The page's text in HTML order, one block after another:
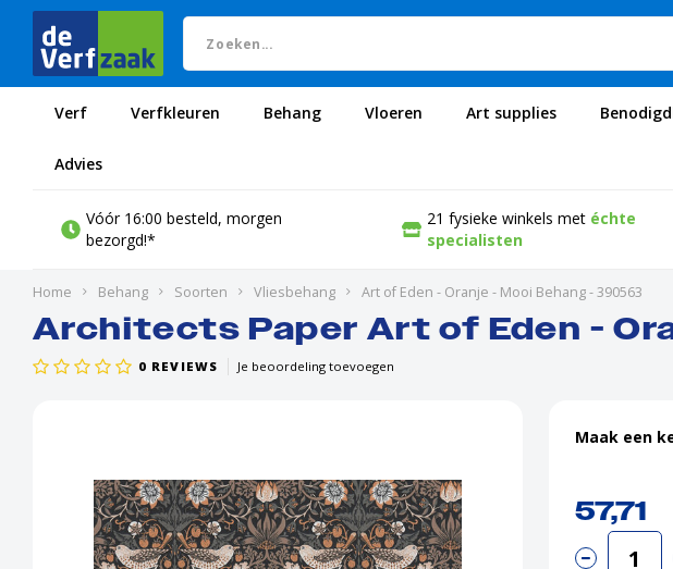
Verf Verfkleuren Behang Vloeren Art supplies
Advies
Vóór 16:00 besteld, morgen
bezorgd!*
21 fysieke winkels met échte
specialisten
Home Behang Soorten Vliesbehang Art of Eden - Oranje - Mooi Behang - 390563
Architects Paper Art of Eden -
0 REVIEWS Je beoordeling toevoegen
Maak een
57,71